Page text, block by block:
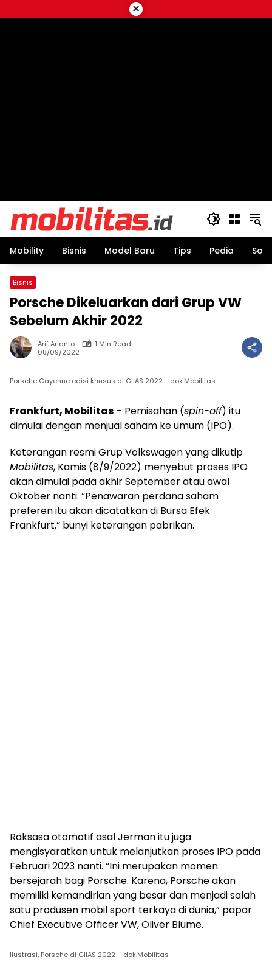
to
×
Mobility Bisnis Model Baru Tips Pedia
Bisnis
Porsche Dikeluarkan dari Grup VW
Sebelum Akhir 2022
Arif Arianto
1 Min Read
08/09/2022
Porsche Cayenne edisi khusus di GIIAS 2022 - dok.Mobilitas
Frankfurt, Mobilitas – Pemisahan (spin-off) itu
dimulai dengan menjual saham ke umum (IPO).
Keterangan resmi Grup Volkswagen yang dikutip
Mobilitas, Kamis (8/9/2022) menyebut proses IPO
akan dimulai pada akhir September atau awal
Oktober nanti. “Penawaran perdana saham
preferen itu akan dicatatkan di Bursa Efek
Frankfurt,” bunyi keterangan pabrikan.
Raksasa otomotif asal Jerman itu juga
mengisyaratkan untuk melanjutkan proses IPO pada
Februari 2023 nanti. “Ini merupakan momen
bersejarah bagi Porsche. Karena, Porsche akan
memiliki kemandirian yang besar dan menjadi salah
satu produsen mobil sport terkaya di dunia,” papar
Chief Executive Officer VW, Oliver Blume.
Ilustrasi, Porsche di GIIAS 2022 – dok.Mobilitas